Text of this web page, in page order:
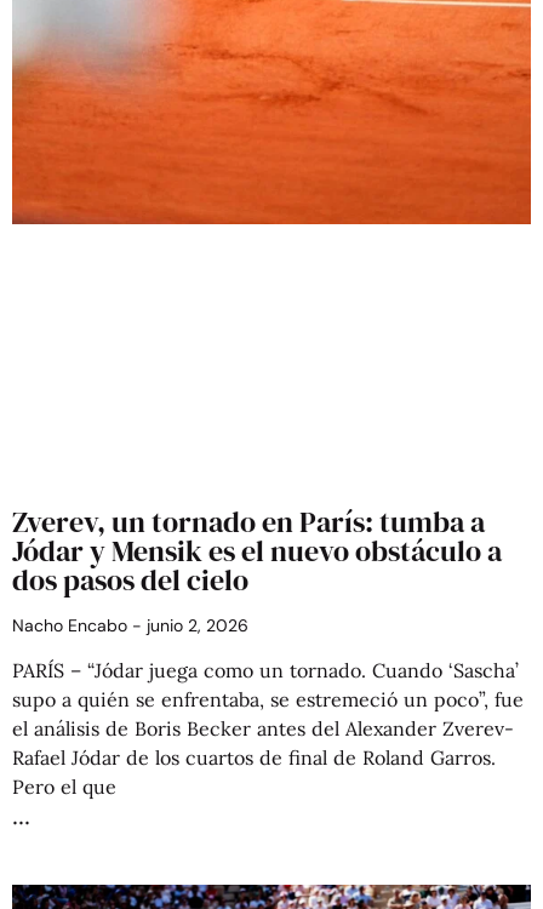
Zverev, un tornado en París: tumba a
Jódar y Mensik es el nuevo obstáculo a
dos pasos del cielo
Nacho Encabo junio 2, 2026
PARÍS – “Jódar juega como un tornado. Cuando ‘Sascha’
supo a quién se enfrentaba, se estremeció un poco”, fue
el análisis de Boris Becker antes del Alexander Zverev-
Rafael Jódar de los cuartos de final de Roland Garros.
Pero el que